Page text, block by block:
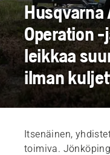
Husqvarna
Operation
leikkaa
ilman
Itsenäinen,
toimiva.